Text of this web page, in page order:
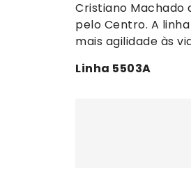
Cristiano Machado
pelo Centro. A
mais agilidade às
Linha 5503A